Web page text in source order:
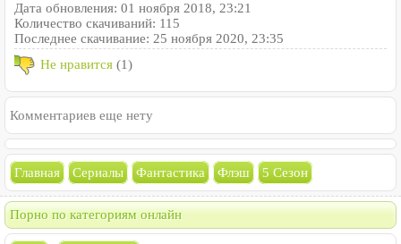
Дата обновления: 01 ноября 2018, 23:21
Количество скачиваний: 115
Последнее скачивание: 25 ноября 2020, 23:35
Не нравится (1)
Комментариев еще нету
Главная Сериалы Фантастика Флэш 5 Сезон
Порно по категориям онлайн